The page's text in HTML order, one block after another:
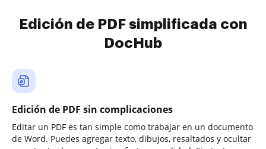
Edición de PDF simplificada con
DocHub
Edición de PDF sin complicaciones
Editar un PDF es tan simple como trabajar en un documento
de Word. Puedes agregar texto, dibujos, resaltados y ocultar